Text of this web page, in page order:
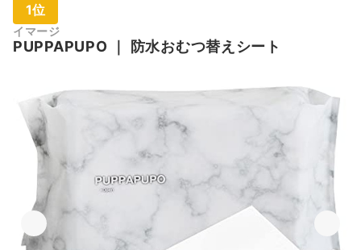
1位
イマージ
PUPPAPUPO ｜ 防水おむつ替えシート